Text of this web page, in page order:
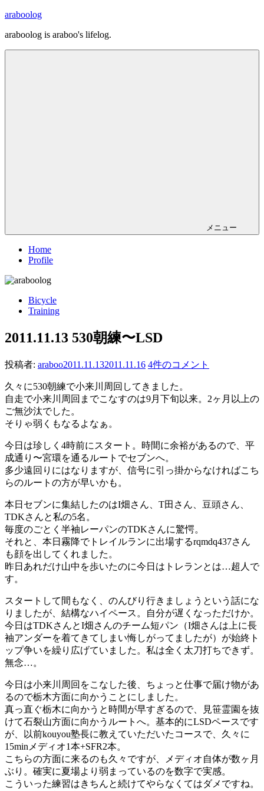
コ
テ
ン
araboolog
araboolog is araboo's lifelog.
メニュー
Home
Profile
Bicycle
Training
2011.11.13 530朝練〜LSD
投稿者: araboo2011.11.132011.11.16 4件のコメント
久々に530朝練で小来川周回してきました。
自走で小来川周回までこなすのは9月下旬以来。2ヶ月以上の
ご無沙汰でした。
そりゃ弱くもなるよなぁ。
今日は珍しく4時前にスタート。時間に余裕があるので、平
成通り〜宮環を通るルートでセブンへ。
多少遠回りにはなりますが、信号に引っ掛からなければこち
らのルートの方が早いかも。
本日セブンに集結したのはI畑さん、T田さん、豆頭さん、
TDKさんと私の5名。
毎度のごとく半袖レーパンのTDKさんに驚愕。
それと、本日霧降でトレイルランに出場するrqmdq437さん
も顔を出してくれました。
昨日あれだけ山中を歩いたのに今日はトレランとは…超人で
す。
スタートして間もなく、のんびり行きましょうという話にな
りましたが、結構なハイペース。自分が遅くなっただけか。
今日はTDKさんとI畑さんのチーム短パン（I畑さんは上に長
袖アンダーを着てきてしまい悔しがってましたが）が始終ト
ップ争いを繰り広げていました。私は全く太刀打ちできず。
無念…。
今日は小来川周回をこなした後、ちょっと仕事で届け物があ
るので栃木方面に向かうことにしました。
真っ直ぐ栃木に向かうと時間が早すぎるので、見笹霊園を抜
けて石裂山方面に向かうルートへ。基本的にLSDペースです
が、以前kouyou塾長に教えていただいたコースで、久々に
15minメディオ1本+SFR2本。
こちらの方面に来るのも久々ですが、メディオ自体が数ヶ月
ぶり。確実に夏場より弱まっているのを数字で実感。
こういった練習はきちんと続けてやらなくてはダメですね。